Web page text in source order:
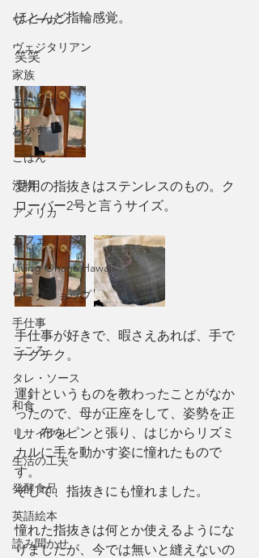
ヴィーガン
ヴェジタリアン
家族
古いもの
おかず
ごはん
汁物
アメリカ
カフェ
Living Ohana Hawaii
ワークショップ
手仕事
こころ
タレ・ソース
和食
リサイクル
生活の工夫
発酵食品
英語絵本
読み聞かせ
ほとんど指輪感覚。
笑笑
愛用の指抜きはステンレスのもの。ク
ローバー2号と言うサイズ。
手仕事が好きで、暇さえあれば、手で
チクチク。
運針というものを教わったことがなか
ったので、母が正座をして、姿勢を正
し、布をピンと張り、はじからリズミ
カルに手を動かす姿に憧れたもので
す。
そして、指抜きにも憧れました。
憧れた指抜きは何とか使えるようにな
りましたが、今では無いと縫えないの